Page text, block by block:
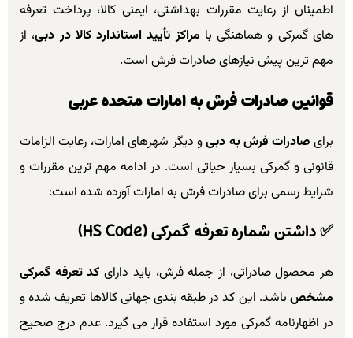
اطمینان از رعایت مقررات بهداشتی، ایمنی کالا، پرداخت تعرفه
های گمرکی و هماهنگی با مراکز تأیید استاندارد کالا در دبی، از
مهم ترین پیش نیازهای صادرات فرش است.
قوانین صادرات فرش به امارات متحده عربی
برای صادرات فرش به دبیو دیگر شهرهای امارات، رعایت الزامات
قانونی و گمرکی بسیار حیاتی است. در ادامه مهم ترین مقررات و
شرایط رسمی برای صادرات فرش به امارات آورده شده است:
✅داشتن شماره تعرفه گمرکی(HS Code)
هر محصول صادراتی، از جمله فرش، باید دارای کد تعرفه گمرکی
مشخص باشد. این کد در طبقه بندی جهانی کالاها تعریف شده و
در اظهارنامه گمرکی مورد استفاده قرار می گیرد. عدم درج صحیح